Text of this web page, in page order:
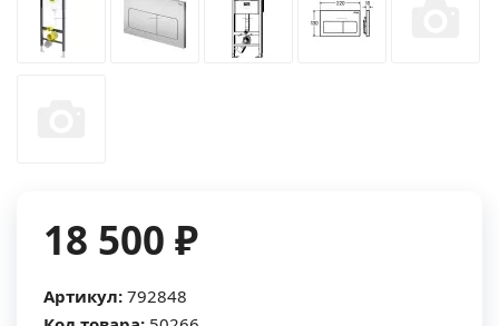
18 500 ₽
Артикул: 792848